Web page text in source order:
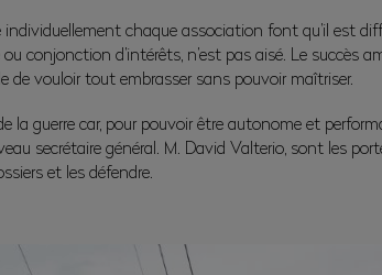
chaque association font qu’il est
conjonction d’intérêts, n’est pas aisé. Le succès
vouloir tout embrasser sans pouvoir maîtriser.
la guerre car, pour pouvoir être autonome et
secrétaire général. M. David Valterio, sont les
et les défendre.